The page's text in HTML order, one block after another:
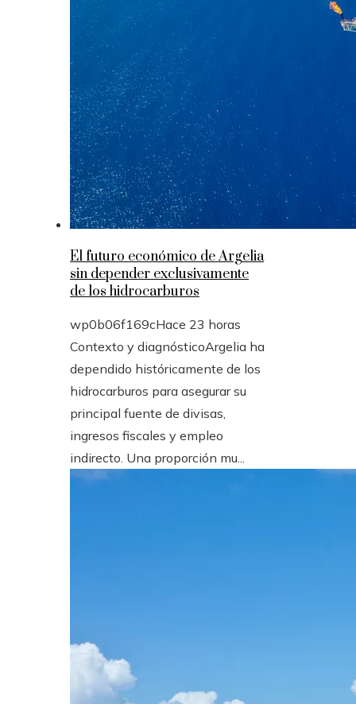
El futuro económico de Argelia
sin depender exclusivamente
de los hidrocarburos
wp0b06f169cHace 23 horas
Contexto y diagnósticoArgelia ha
dependido históricamente de los
hidrocarburos para asegurar su
principal fuente de divisas,
ingresos fiscales y empleo
indirecto. Una proporción mu...